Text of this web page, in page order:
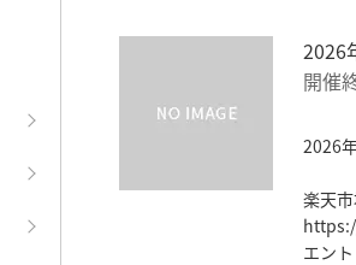
2026
開催
2026
楽天
エン